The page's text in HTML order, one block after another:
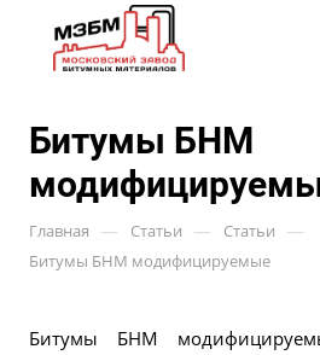
Битумы БНМ
Главная — Статьи — Статьи —
Битумы БНМ модифицируемые
Битумы БНМ